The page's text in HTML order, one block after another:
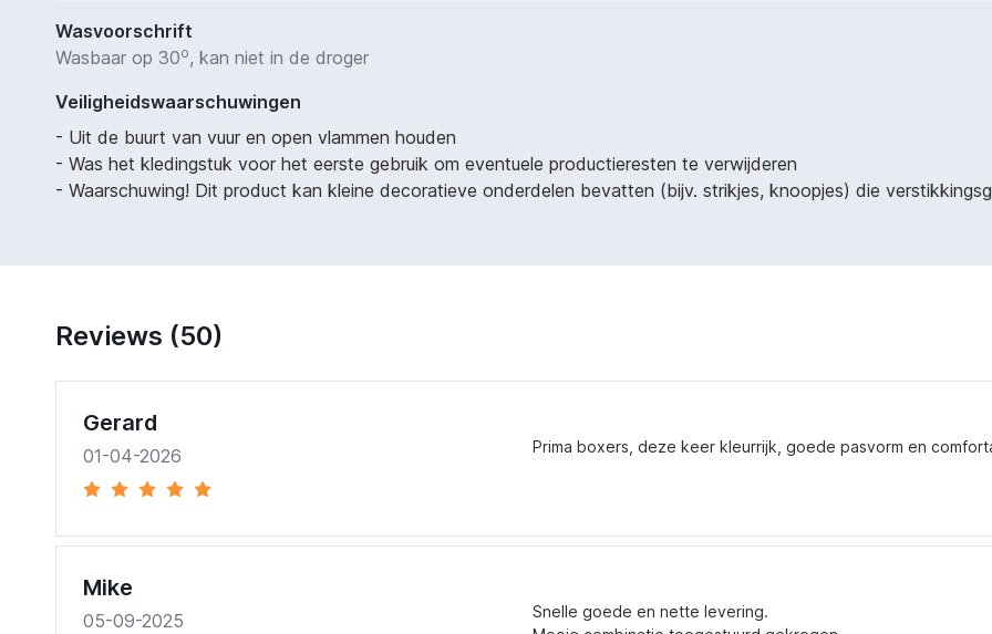
Wasvoorschrift
Wasbaar op 30o, kan niet in de droger
Veiligheidswaarschuwingen
- Uit de buurt van vuur en open vlammen houden
- Was het kledingstuk voor het eerste gebruik om eventuele productieresten te verwijderen
- Waarschuwing! Dit product kan kleine decoratieve onderdelen bevatten (bijv. strikjes, knoopjes) die
Reviews (50)
Gerard
01-04-2026 Prima boxers, deze keer kleurrijk, goede pasvorm en
Mike
05-09-2025
Snelle goede en nette levering.